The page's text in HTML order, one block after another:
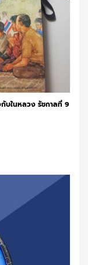
บในหลวง รัชกาลที่ 9